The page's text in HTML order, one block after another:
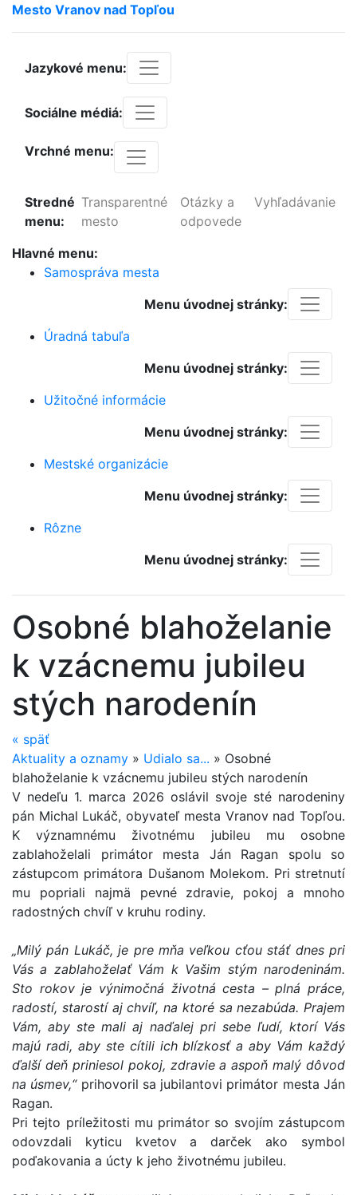
Mesto Vranov nad Topľou
Jazykové menu:
Sociálne médiá:
Vrchné menu:
Stredné
menu:
Transparentné
mesto
Otázky a
odpovede
Vyhľadávanie
Hlavné menu:
Samospráva mesta
Menu úvodnej stránky:
Úradná tabuľa
Menu úvodnej stránky:
Užitočné informácie
Menu úvodnej stránky:
Mestské organizácie
Menu úvodnej stránky:
Rôzne
Menu úvodnej stránky:
Osobné blahoželanie
k vzácnemu jubileu
stých narodenín
« späť
Aktuality a oznamy » Udialo sa... » Osobné
blahoželanie k vzácnemu jubileu stých narodenín
V nedeľu 1. marca 2026 oslávil svoje sté narodeniny
pán Michal Lukáč, obyvateľ mesta Vranov nad Topľou.
K významnému životnému jubileu mu osobne
zablahoželali primátor mesta Ján Ragan spolu so
zástupcom primátora Dušanom Molekom. Pri stretnutí
mu popriali najmä pevné zdravie, pokoj a mnoho
radostných chvíľ v kruhu rodiny.
„Milý pán Lukáč, je pre mňa veľkou cťou stáť dnes pri
Vás a zablahoželať Vám k Vašim stým narodeninám.
Sto rokov je výnimočná životná cesta – plná práce,
radostí, starostí aj chvíľ, na ktoré sa nezabúda. Prajem
Vám, aby ste mali aj naďalej pri sebe ľudí, ktorí Vás
majú radi, aby ste cítili ich blízkosť a aby Vám každý
ďalší deň priniesol pokoj, zdravie a aspoň malý dôvod
na úsmev,“prihovoril sa jubilantovi primátor mesta Ján
Ragan.
Pri tejto príležitosti mu primátor so svojím zástupcom
odovzdali kyticu kvetov a darček ako symbol
poďakovania a úcty k jeho životnému jubileu.